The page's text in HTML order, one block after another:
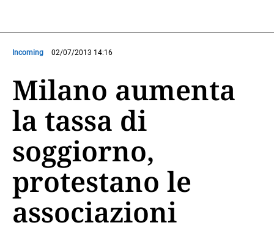
Incoming 02/07/2013 14:16
Milano aumenta
la tassa di
soggiorno,
protestano le
associazioni